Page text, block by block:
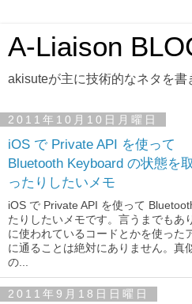
A-Liaison
akisuteが主に技術的なネタを書
2011年10月10日月曜日
iOS で Private API を使って
Bluetooth Keyboard の状態を取
ったりしたいメモ
iOS で Private API を使って
たりしたいメモです。言うまでもあ
に使われているコードとかを使った
に通ることは絶対にありません。真
の...
2011年9月18日日曜日